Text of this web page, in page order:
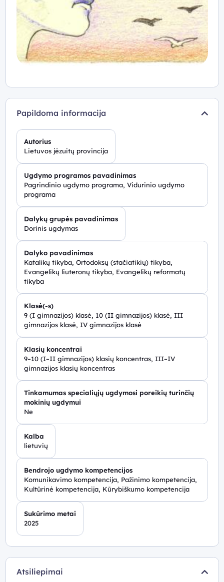
Papildoma informacija
Autorius
Lietuvos jėzuitų provincija
Ugdymo programos pavadinimas
Pagrindinio ugdymo programa, Vidurinio ugdymo
programa
Dalykų grupės pavadinimas
Dorinis ugdymas
Dalyko pavadinimas
Katalikų tikyba, Ortodoksų (stačiatikių) tikyba,
Evangelikų liuteronų tikyba, Evangelikų reformatų
tikyba
Klasė(-s)
9 (I gimnazijos) klasė, 10 (II gimnazijos) klasė, III
gimnazijos klasė, IV gimnazijos klasė
Klasių koncentrai
9–10 (I–II gimnazijos) klasių koncentras, III–IV
gimnazijos klasių koncentras
Tinkamumas specialiųjų ugdymosi poreikių turinčių
mokinių ugdymui
Ne
Kalba
lietuvių
Bendrojo ugdymo kompetencijos
Komunikavimo kompetencija, Pažinimo kompetencija,
Kultūrinė kompetencija, Kūrybiškumo kompetencija
Sukūrimo metai
2025
Atsiliepimai